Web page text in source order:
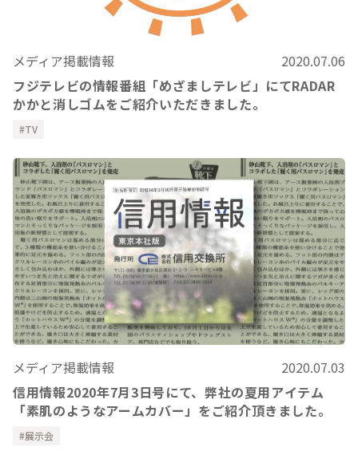
メディア掲載情報
2020.07.06
フジテレビの情報番組「めざましテレビ」にてRADAR
かかと消しゴムをご紹介いただきました。
TV
メディア掲載情報
2020.07.03
信用情報2020年7月3日号にて、弊社の夏用アイテム
「素肌のようなアームカバー」をご紹介頂きました。
展示会